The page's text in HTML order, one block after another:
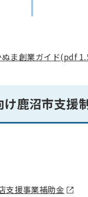
ぬま創業ガイド(pdf
鹿沼市支援
支援事業補助金